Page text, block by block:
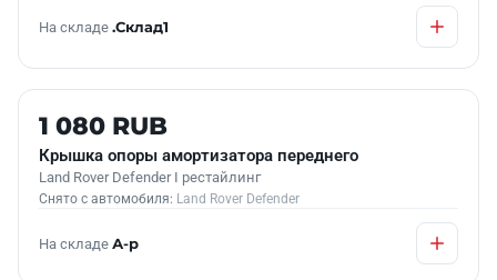
На складе .Склад1
Б/У В НАЛИЧИИ
1 080 RUB
Крышка опоры амортизатора переднего
Land Rover Defender I рестайлинг
Снято с автомобиля: Land Rover Defender
На складе А-р